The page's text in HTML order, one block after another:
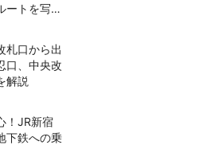
ートを写真
札口から出
口、中央改
解説
！JR新宿
下鉄への乗